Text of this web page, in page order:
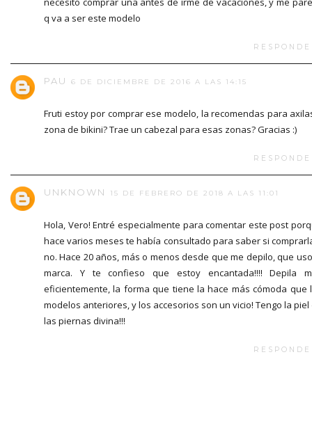
q va a ser este modelo
PAU 6 DE DICIEMBRE DE 2016 A LAS 14:15
Fruti estoy por comprar ese modelo, la recomendas para
zona de bikini? Trae un cabezal para esas zonas? Gracias :)
UNKNOWN 15 DE FEBRERO DE 2018 A LAS 11:01
Hola, Vero! Entré especialmente para comentar este post
hace varios meses te había consultado para saber si
no. Hace 20 años, más o menos desde que me depilo, que
marca. Y te confieso que estoy encantada!!!! Depila
eficientemente, la forma que tiene la hace más cómoda que
modelos anteriores, y los accesorios son un vicio! Tengo la piel
las piernas divina!!!